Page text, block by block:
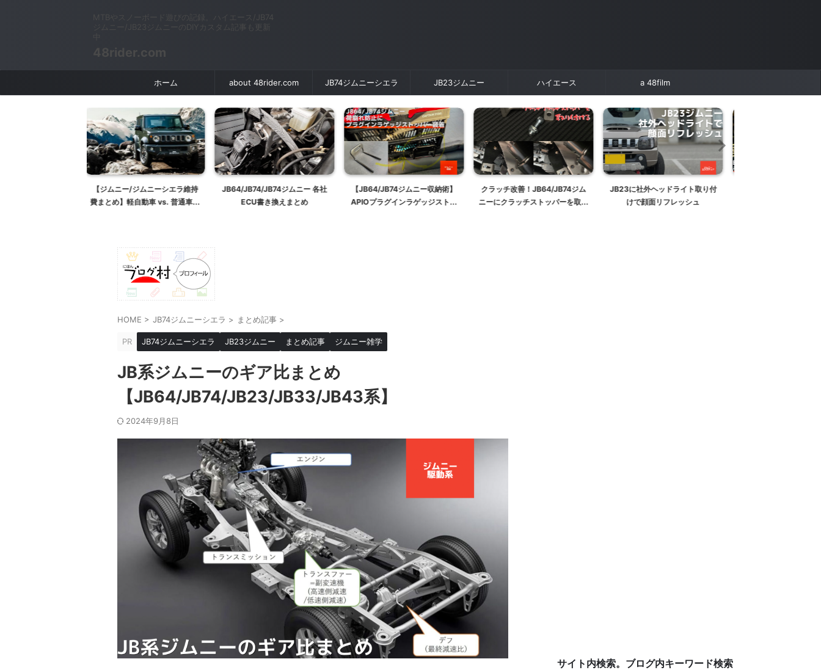
MTBやスノーボード遊びの記録。ハイエース/JB74
ジムニー/JB23ジムニーのDIYカスタム記事も更新
48rider.com
ホーム about 48rider.com JB74ジムニーシエラ JB23ジムニー ハイエース a 48film
JB64/JB74/JB74ジムニー 各社
ECU書き換えまとめ
【JB64/JB74ジムニー収納術】
APIOプラグインラゲッジストッ
クラッチ改善！JB64/JB74ジム
ニーにクラッチストッパーを取り
JB23に社外ヘッドライト取り付
けで顔面リフレッシュ
JB23ジムニーのアームピボット
の修正方法【JB64/JB74にも】
HOME > JB74ジムニーシエラ > まとめ記事 >
PR JB74ジムニーシエラ JB23ジムニー まとめ記事 ジムニー雑学
JB系ジムニーのギア比まとめ
【JB64/JB74/JB23/JB33/JB43系】
2024年9月8日
サイト内検索。ブログ内キーワード検索